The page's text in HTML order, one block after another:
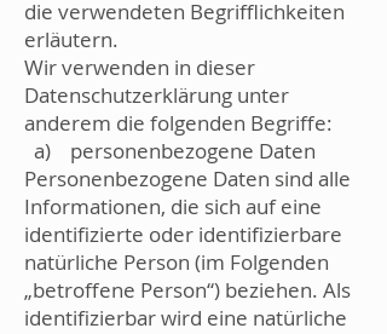
die verwendeten Begrifflichkeiten
erläutern.
Wir verwenden in dieser
Datenschutzerklärung unter
anderem die folgenden Begriffe:
a) personenbezogene Daten
Personenbezogene Daten sind alle
Informationen, die sich auf eine
identifizierte oder identifizierbare
natürliche Person (im Folgenden
„betroffene Person“) beziehen. Als
identifizierbar wird eine natürliche